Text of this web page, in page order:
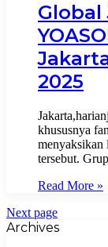
Global
2025
khususnya
menyaksikan
tersebut.
Read More »
Next page
Archives